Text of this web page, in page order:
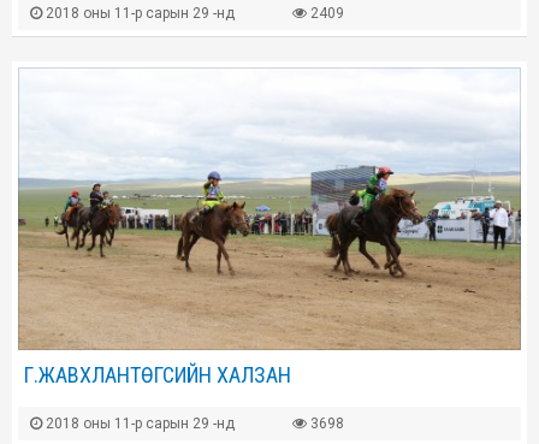
2018 оны 11-р сарын 29 -нд 2409
Г.ЖАВХЛАНТӨГСИЙН ХАЛЗАН
2018 оны 11-р сарын 29 -нд 3698